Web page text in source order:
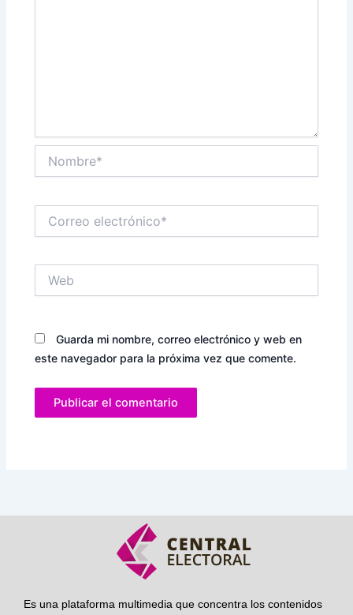
electrónico*
Guarda mi nombre, correo electrónico y web en
este navegador para la próxima vez que comente.
Es una plataforma multimedia que concentra los contenidos